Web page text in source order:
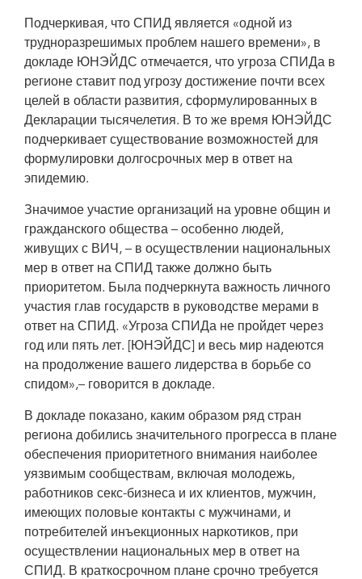
Подчеркивая, что СПИД является «одной из
трудноразрешимых проблем нашего времени», в
докладе ЮНЭЙДС отмечается, что угроза СПИДа в
регионе ставит под угрозу достижение почти всех
целей в области развития, сформулированных в
Декларации тысячелетия. В то же время ЮНЭЙДС
подчеркивает существование возможностей для
формулировки долгосрочных мер в ответ на
эпидемию.
Значимое участие организаций на уровне общин и
гражданского общества – особенно людей,
живущих с ВИЧ, – в осуществлении национальных
мер в ответ на СПИД также должно быть
приоритетом. Была подчеркнута важность личного
участия глав государств в руководстве мерами в
ответ на СПИД. «Угроза СПИДа не пройдет через
год или пять лет. [ЮНЭЙДС] и весь мир надеются
на продолжение вашего лидерства в борьбе со
спидом»,– говорится в докладе.
В докладе показано, каким образом ряд стран
региона добились значительного прогресса в плане
обеспечения приоритетного внимания наиболее
уязвимым сообществам, включая молодежь,
работников секс-бизнеса и их клиентов, мужчин,
имеющих половые контакты с мужчинами, и
потребителей инъекционных наркотиков, при
осуществлении национальных мер в ответ на
СПИД. В краткосрочном плане срочно требуется